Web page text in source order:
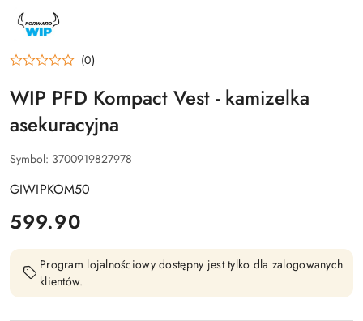
NAZWA
PRODUCENTA:
FORWARD
(0)
WIP PFD Kompact Vest - kamizelka
asekuracyjna
Symbol: 3700919827978
GIWIPKOM50
cena:
599.90
Program lojalnościowy dostępny jest tylko dla zalogowanych
klientów.